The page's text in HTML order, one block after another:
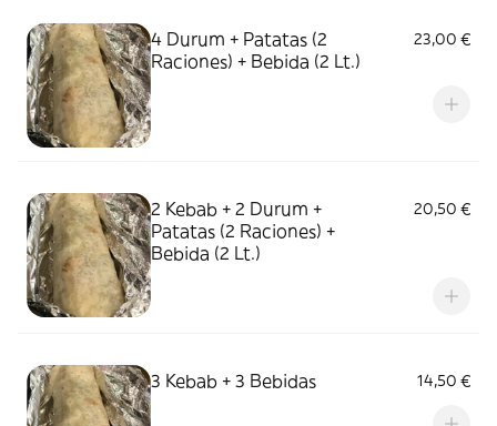
4 Durum + Patatas (2
Raciones) + Bebida (2 Lt.)
23,00 €
2 Kebab + 2 Durum +
Patatas (2 Raciones) +
Bebida (2 Lt.)
20,50 €
3 Kebab + 3 Bebidas 14,50 €